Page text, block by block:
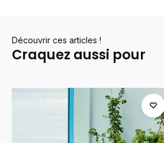
Découvrir ces articles !
Craquez aussi pour